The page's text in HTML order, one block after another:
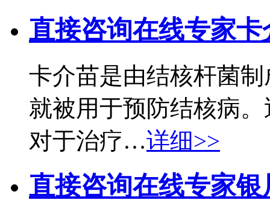
直接咨询在线专家卡
卡介苗是由结核杆菌
就被用于预防结核病
对于治疗…详细>>
直接咨询在线专家银